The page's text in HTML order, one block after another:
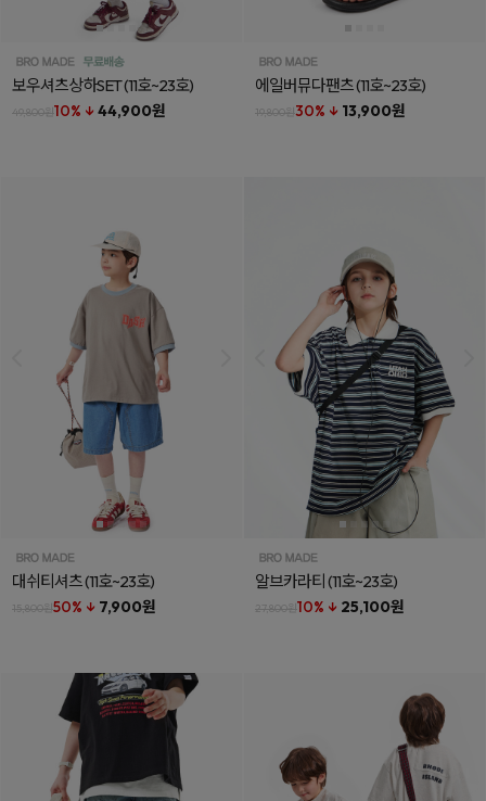
보우셔츠상하SET(11호~23호)
49,800원10% ↓ 44,900원
에일버뮤다팬츠(11호~23호)
19,800원30% ↓ 13,900원
대쉬티셔츠(11호~23호)
15,800원50% ↓ 7,900원
알브카라티(11호~23호)
27,800원10% ↓ 25,100원